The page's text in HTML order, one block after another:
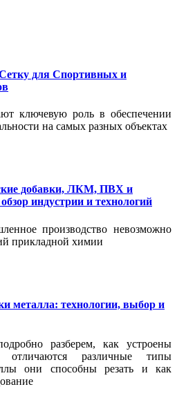
для Спортивных и
ключевую роль в обеспечении
на самых разных объектах
добавки, ЛКМ, ПВХ и
индустрии и технологий
производство невозможно
прикладной химии
металла: технологии, выбор и
разберем, как устроены
различные типы
они способны резать и как